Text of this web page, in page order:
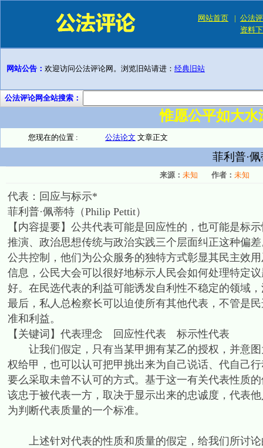
网站首页 | 公法
资料
网站公告： 欢迎访问公法评论网。浏览旧站请进： 经典旧站
公法评论网全站搜索：
惟愿公平如大
您现在的位置 : 公法论文 文章正文
菲利普·
来源： 未知 作者： 未知
代表：回应与标示*
菲利普·佩蒂特（Philip Pettit）
【内容提要】公共代表可能是回应性的，也可能是标
推演、政治思想传统与政治实践三个层面纠正这种偏
公共控制，他们为公众服务的独特方式彰显其民主效
信息，公民大会可以很好地标示人民会如何处理特定
好。在民选代表的利益可能诱发自利性不稳定的领域
最后，私人总检察长可以迫使所有其他代表，不管是
准和利益。
【关键词】代表理念 回应性代表 标示性代表
让我们假定，只有当某甲拥有某乙的授权，并意图
权给甲，也可以认可把甲挑出来为自己说话、代自己
要么采取未曾不认可的方式。基于这一有关代表性质
该忠于被代表一方，取决于显示出来的忠诚度，代表
为判断代表质量的一个标准。
上述针对代表的性质和质量的假定，给我们所讨论